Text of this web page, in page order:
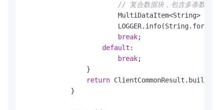
// 复合数据块，包含多条数据。
MultiDataItem<String>
                        LOGGER.info(String.format(
break;
default :
break;
                }
return
            }